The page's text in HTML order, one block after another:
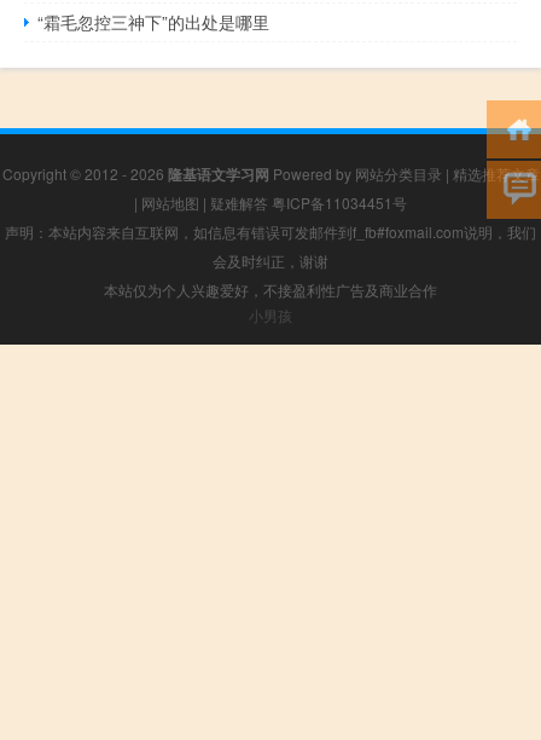
“霜毛忽控三神下”的出处是哪里
Copyright © 2012 - 2026 隆基语文学习网 Powered by 网站分类目录 | 精选推荐文章
| 网站地图 | 疑难解答 粤ICP备11034451号
声明：本站内容来自互联网，如信息有错误可发邮件到f_fb#foxmail.com说明，我们
会及时纠正，谢谢
本站仅为个人兴趣爱好，不接盈利性广告及商业合作
小男孩